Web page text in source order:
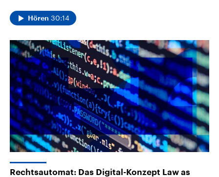
Hören 30:14
Rechtsautomat: Das Digital-Konzept Law as